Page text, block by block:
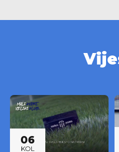
06
KOL